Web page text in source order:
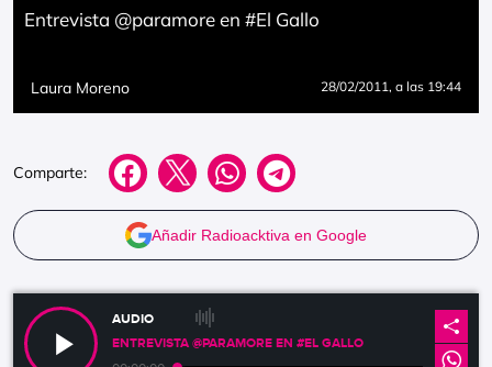
Entrevista @paramore en #El Gallo
Laura Moreno 28/02/2011, a las 19:44
Comparte:
Añadir Radioacktiva en Google
AUDIO
ENTREVISTA @PARAMORE EN #EL GALLO